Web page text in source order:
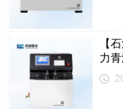
【
力
体
下